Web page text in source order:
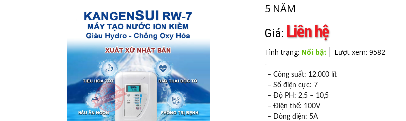
5 NĂM
Giá: Liên hệ
Tình trạng: Nổi bật Lượt xem: 9582
– Công suất: 12.000 lít
– Số điện cực: 7
– Độ PH: 2,5 – 10,5
– Điện thế: 100V
– Dòng điện: 5A